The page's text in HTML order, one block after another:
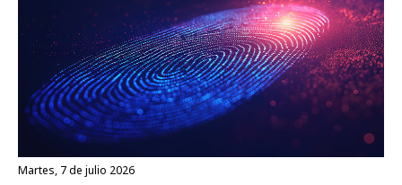
martes, 7 de julio 2026